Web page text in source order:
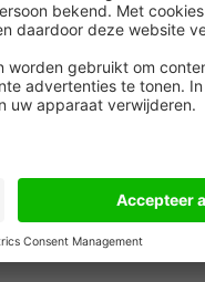
aan
wat speelt er nou écht?
de werkelijkheid. De
ziet jurist en